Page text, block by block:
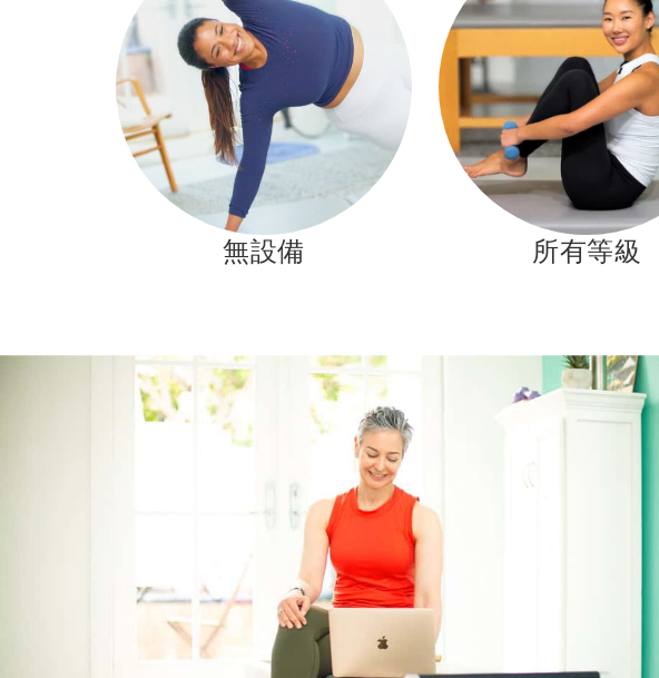
無設備 所有等級